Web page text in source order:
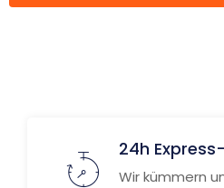
24h
Wir kümmern